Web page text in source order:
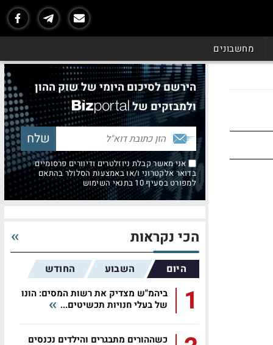
מחשבונים
הירשם לסיכום היומי של שוק ההון
ולמבזקים של
אני מאשר קבלת ניוזלטרים ודיוורים פרסומיים
בדואר אלקטרוני ו/או באמצעות הסלולר בהתאם
למפורט בסעיף 10 בתנאי השימוש
הכי נקראות
היום השבוע החודש
1
ביהמ"ש מצדיק את רשות המסים: הונו
של בעלי חנויות תכשיטים...
כשההורים מתבגרים והילדים נכנסים